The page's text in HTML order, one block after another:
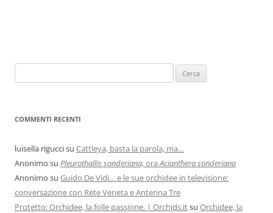
COMMENTI RECENTI
luisella riguccisu Cattleya, basta la parola, ma…
Anonimo su Pleurothallis sonderiana, ora Acianthera sonderiana
Anonimo su Guido De Vidi… e le sue orchidee in televisione:
conversazione con Rete Veneta e Antenna Tre
Protetto: Orchidee, la folle passione. | Orchids.itsu Orchidee, la